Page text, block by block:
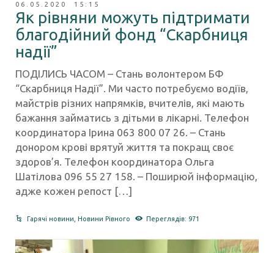
06.05.2020 15:15
Як рівняни можуть підтримати
благодійний фонд “Скарбниця
надії”
ПОДІЛИСЬ ЧАСОМ – Стань волонтером БФ
“Скарбниця Надії”. Ми часто потребуємо водіїв,
майстрів різних напрямків, вчителів, які мають
бажання займатись з дітьми в лікарні. Телефон
координатора Ірина 063 800 07 26. – Стань
донором крові врятуй життя та покращ своє
здоров’я. Телефон координатора Ольга
Шатілова 096 55 27 158. – Поширюй інформацію,
адже кожен репост […]
Гарячі новини ,Новини Рівного Переглядів: 971